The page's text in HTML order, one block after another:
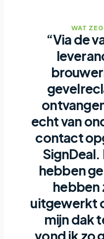
WAT
“Via de
echt van
contact
SignDeal.
hebben
hebben
uitgewerkt
mijn dak
vond ik zo